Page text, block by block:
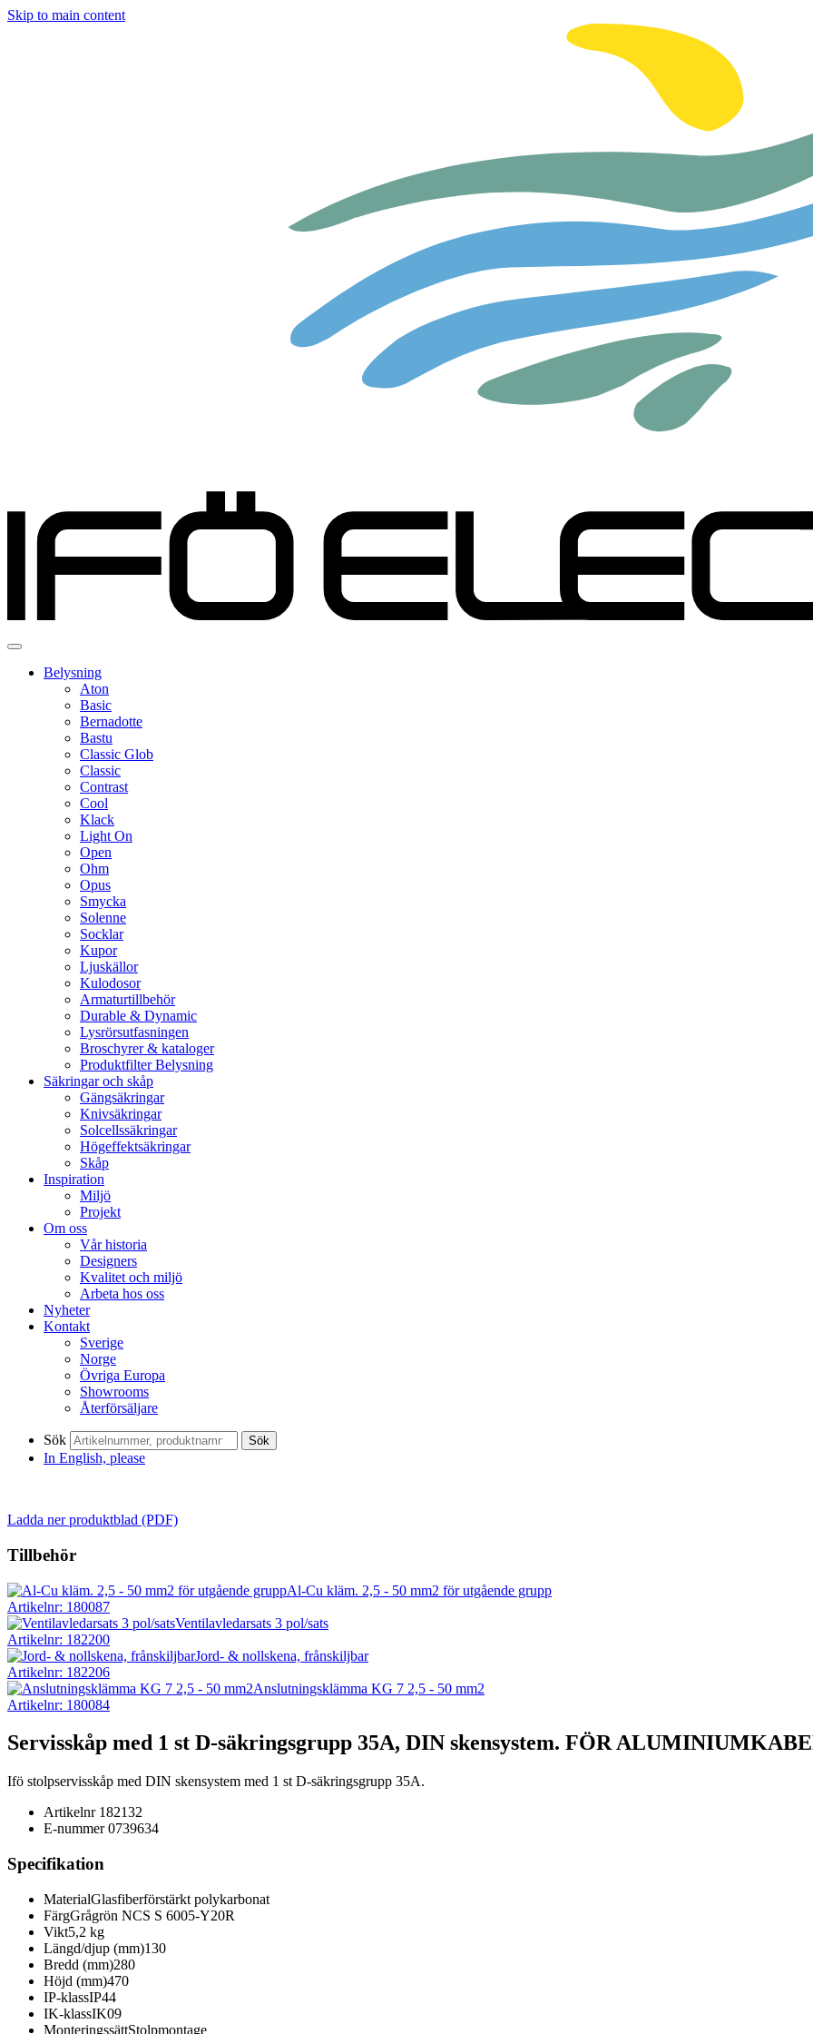
Skip to main content
Belysning
Aton
Basic
Bernadotte
Bastu
Classic Glob
Classic
Contrast
Cool
Klack
Light On
Open
Ohm
Opus
Smycka
Solenne
Socklar
Kupor
Ljuskällor
Kulodosor
Armaturtillbehör
Durable & Dynamic
Lysrörsutfasningen
Broschyrer & kataloger
Produktfilter Belysning
Säkringar och skåp
Gängsäkringar
Knivsäkringar
Solcellssäkringar
Högeffektsäkringar
Skåp
Inspiration
Miljö
Projekt
Om oss
Vår historia
Designers
Kvalitet och miljö
Arbeta hos oss
Nyheter
Kontakt
Sverige
Norge
Övriga Europa
Showrooms
Återförsäljare
Sök Sök
In English, please
Ladda ner produktblad (PDF)
Tillbehör
Al-Cu kläm. 2,5 - 50 mm2 för utgående grupp
Artikelnr: 180087
Ventilavledarsats 3 pol/sats
Artikelnr: 182200
Jord- & nollskena, frånskiljbar
Artikelnr: 182206
Anslutningsklämma KG 7 2,5 - 50 mm2
Artikelnr: 180084
Servisskåp med 1 st D-säkringsgrupp 35A, DIN skensystem. FÖR
Ifö stolpservisskåp med DIN skensystem med 1 st D-säkringsgrupp 35A.
Artikelnr182132
E-nummer0739634
Specifikation
MaterialGlasfiberförstärkt polykarbonat
FärgGrågrön NCS S 6005-Y20R
Vikt5,2 kg
Längd/djup (mm)130
Bredd (mm)280
Höjd (mm)470
IP-klassIP44
IK-klassIK09
MonteringssättStolpmontage